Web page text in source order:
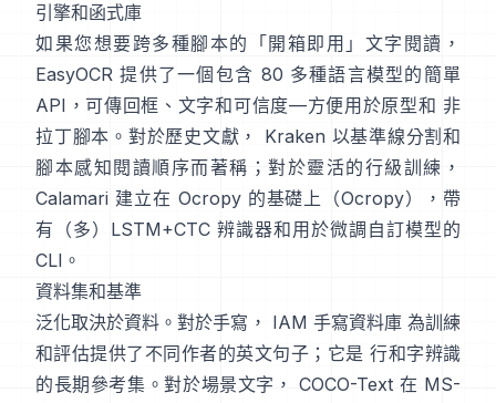
引擎和函式庫
如果您想要跨多種腳本的「開箱即用」文字閱讀，
EasyOCR 提供了一個包含 80 多種語言模型的簡單
API，可傳回框、文字和可信度—方便用於原型和 非
拉丁腳本。對於歷史文獻，
Kraken 以基準線分割和
腳本感知閱讀順序而著稱；對於靈活的行級訓練，
Calamari 建立在 Ocropy 的基礎上（Ocropy），帶
有（多）LSTM+CTC 辨識器和用於微調自訂模型的
CLI。
資料集和基準
泛化取決於資料。對於手寫， IAM 手寫資料庫 為訓練
和評估提供了不同作者的英文句子；它是 行和字辨識
的長期參考集。對於場景文字，
COCO-Text 在 MS-